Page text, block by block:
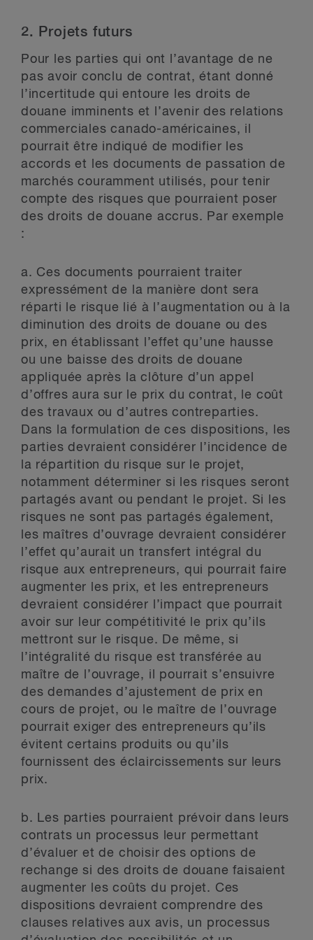
2. Projets futurs
Pour les parties qui ont l’avantage de ne
pas avoir conclu de contrat, étant donné
l’incertitude qui entoure les droits de
douane imminents et l’avenir des relations
commerciales canado-américaines, il
pourrait être indiqué de modifier les
accords et les documents de passation de
marchés couramment utilisés, pour tenir
compte des risques que pourraient poser
des droits de douane accrus. Par exemple
:
a. Ces documents pourraient traiter
expressément de la manière dont sera
réparti le risque lié à l’augmentation ou à la
diminution des droits de douane ou des
prix, en établissant l’effet qu’une hausse
ou une baisse des droits de douane
appliquée après la clôture d’un appel
d’offres aura sur le prix du contrat, le coût
des travaux ou d’autres contreparties.
Dans la formulation de ces dispositions, les
parties devraient considérer l’incidence de
la répartition du risque sur le projet,
notamment déterminer si les risques seront
partagés avant ou pendant le projet. Si les
risques ne sont pas partagés également,
les maîtres d’ouvrage devraient considérer
l’effet qu’aurait un transfert intégral du
risque aux entrepreneurs, qui pourrait faire
augmenter les prix, et les entrepreneurs
devraient considérer l’impact que pourrait
avoir sur leur compétitivité le prix qu’ils
mettront sur le risque. De même, si
l’intégralité du risque est transférée au
maître de l’ouvrage, il pourrait s’ensuivre
des demandes d’ajustement de prix en
cours de projet, ou le maître de l’ouvrage
pourrait exiger des entrepreneurs qu’ils
évitent certains produits ou qu’ils
fournissent des éclaircissements sur leurs
prix.
b. Les parties pourraient prévoir dans leurs
contrats un processus leur permettant
d’évaluer et de choisir des options de
rechange si des droits de douane faisaient
augmenter les coûts du projet. Ces
dispositions devraient comprendre des
clauses relatives aux avis, un processus